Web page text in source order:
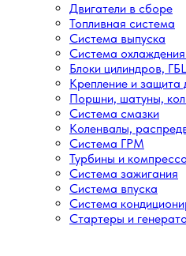
Двигатели в сборе
Топливная система
Система выпуска
Система
Блоки цилиндров,
Крепление и защита
Поршни, шатуны,
Система смазки
Коленвалы,
Система ГРМ
Турбины и
Система зажигания
Система впуска
Система
Стартеры и